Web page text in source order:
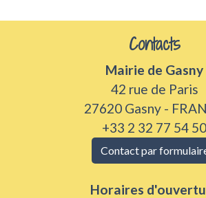
Contacts
Mairie de Gasny
42 rue de Paris
27620 Gasny -
+33 2 32 77 54 50
Contact par
Horaires